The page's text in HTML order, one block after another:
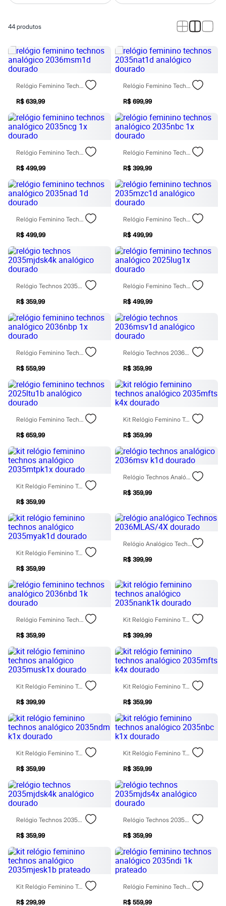
Macacões
Shorts e Bermudas
Vestidos
Acessórios
Bolsas
Bonés e Chapéus
Bijoux
Cintos
Óculos
Relógios
Calçados
Botas
Chinelos
Rasteirinhas
Sandálias
Sapatilhas
Tênis
Marcas
City
Mindset
Sawary
Yessica
Moda esportiva
Acessórios
Blusas
Calçados
Leggings
Shorts e Bermudas
Tops
Moda íntima
Calcinhas
Cintas e Modeladores
Meias
Pijamas
Sutiãs e Tops
Moda praia
Biquínis
Maiôs
Saídas de praia
Personagens
Blusas e Camisetas
Calças
Casacos e Jaquetas
Jeans
Moda esportiva
Shorts e Saias
Vestidos
Masculino
Dia dos Pais
Inverno
Novidades
Roupas
Bermudas
Camisas
Calças
Camisetas e Regatas
Casacos e Jaquetas
Jeans
Polos
Acessórios
Chapéus e Bonés
Cintos
Carteiras
Óculos
Relógios
Calçados
Botas
Chinelos
Sandálias e Papetes
Tênis
Moda esportiva
Acessórios
Bermudas
Camisetas
Calças
Calçados
Regatas
Moda íntima
Cuecas
Meias
Moda praia
Personagens
Plus size
Blusas e Camisetas
Calças
Camisas
Casacos e Jaquetas
Jeans
Moda esportiva
Shorts e Bermudas
44 produtos
Relógio Feminino Technos Analógico 2036msm1d Dourado
R$ 639,99
Relógio Feminino Technos 2035nat1d Analógico Dourado
R$ 699,99
Relógio Feminino Technos Analógico 2035ncg 1x Dourado
R$ 499,99
Relógio Feminino Technos Analógico 2035nbc 1x Dourado
R$ 399,99
Relógio Feminino Technos Analógico 2035nad 1d Dourado
R$ 499,99
Relógio Feminino Technos 2035mzc1d Analógico Dourado
R$ 499,99
Relógio Technos 2035mjdsk4k Analógico Dourado
R$ 359,99
Relógio Feminino Technos Analógico 2025lug1x Dourado
R$ 499,99
Relógio Feminino Technos Analógico 2036nbp 1x Dourado
R$ 559,99
Relógio Technos 2036msv1d Analógico Dourado
R$ 359,99
Relógio Feminino Technos 2025ltu1b Analógico Dourado
R$ 659,99
Kit Relógio Feminino Technos Analógico 2035mfts K4x Dourado
R$ 359,99
Kit Relógio Feminino Technos Analógico 2035mtpk1x Dourado
R$ 359,99
Relógio Technos Analógico 2036msv K1d Dourado
R$ 359,99
Kit Relógio Feminino Technos Analógico 2035myak1d Dourado
R$ 359,99
Relógio Analógico Technos 2036MLAS/4X Dourado
R$ 399,99
Relógio Feminino Technos Analógico 2036nbd 1k Dourado
R$ 359,99
Kit Relógio Feminino Technos Analógico 2035nank1k Dourado
R$ 399,99
Kit Relógio Feminino Technos Analógico 2035musk1x Dourado
R$ 399,99
Kit Relógio Feminino Technos Analógico 2035mfts K4x Dourado
R$ 359,99
Kit Relógio Feminino Technos Analógico 2035ndm K1x Dourado
R$ 359,99
Kit Relógio Feminino Technos Analógico 2035nbc K1x Dourado
R$ 359,99
Relógio Technos 2035mjdsk4k Analógico Dourado
R$ 359,99
Relógio Technos 2035mjds4x Analógico Dourado
R$ 359,99
Kit Relógio Feminino Technos Analógico 2035mjesk1b Prateado
R$ 299,99
Relógio Feminino Technos Analógico 2035ndi 1k Prateado
R$ 559,99